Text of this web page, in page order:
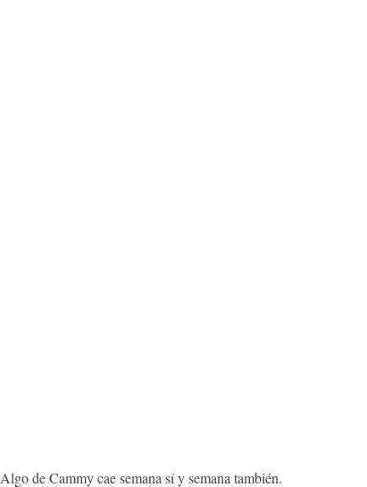
Algo de Cammy cae semana sí y semana también.